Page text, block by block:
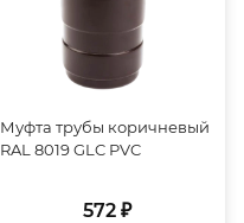
Муфта трубы коричневый
RAL 8019 GLC PVC
572 ₽